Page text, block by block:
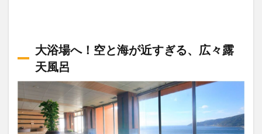
大浴場へ！空と海が近すぎる、広々露
天風呂